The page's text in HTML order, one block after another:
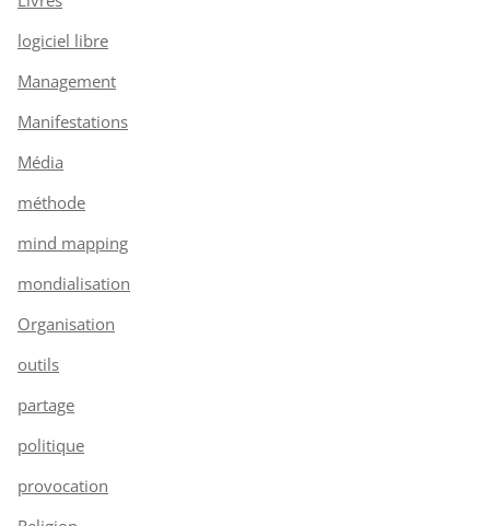
logiciel libre
Management
Manifestations
Média
méthode
mind mapping
mondialisation
Organisation
outils
partage
politique
provocation